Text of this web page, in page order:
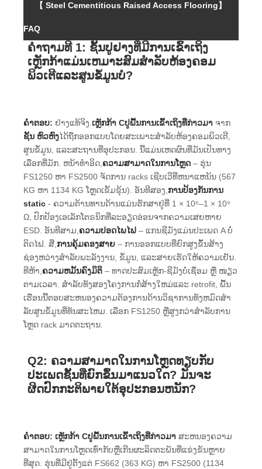
【 Steel Cementitious Raised Access Flooring】
FAQ
ຄໍາຖາມທີ 1: ຊັ້ນປູຢາງທີ່ມີການເຂົ້າເຖິງ
ເຫຼັກກ້າແມ່ນເຫມາະສົມສໍາລັບຫ້ອງຄອມ
ພິວເຕີແລະສູນຂໍ້ມູນບໍ?
ຄໍາຕອບ: ຢ່າງແທ້ຈິງ.ເຫຼັກກ້າ Cປູພື້ນການເຂົ້າເຖິງທີ່ກ່າວມາ ຈາກ
ຊັ້ນ ຫົວຫົງໄດ້ຖືກອອກແບບໂດຍສະເພາະສໍາລັບຫ້ອງຄອມພິວເຕີ,
ສູນຂໍ້ມູນ, ແລະສະຖານທີ່ອຸປະກອນ. ນີ້ແມ່ນເຫດຜົນທີ່ມັນເປັນທາງ
ເລືອກທີ່ມັກ. ຫນ້າທໍາອິດ,ຄວາມສາມາດໃນການໂຫຼດ – ຮຸ່ນ
FS1250 ຫາ FS2500 ຈັດການ racks ເຊີບເວີທີ່ຫນາແຫນ້ນ (567
KG ຫາ 1134 KG ໂຫຼດເຂັ້ມຂຸ້ນ). ອັນທີສອງ,ການປ້ອງກັນການ
static - ຄວາມຕ້ານທານດ້ານແມ່ນຮັກສາຢູ່ທີ່ 1 × 10⁶–1 × 10⁹
Ω, ປົກປ້ອງເອເລັກໂຕຣນິກທີ່ລະອຽດອ່ອນຈາກຄວາມເສຍຫາຍ
ESD. ອັນທີສາມ,ຄວາມ​ປອດ​ໄພ​ໄຟ​ – ແກນຊີມັງແມ່ນປະເພດ A ບໍ່
ຕິດໄຟ. ສີ່,ການ​ຄຸ້ມ​ຄອງ​ສາຍ​ – ການ​ອອກ​ແບບ​ທີ່​ຍົກ​ສູງ​ຂຶ້ນ​ສ້າງ​
ຊ່ອງ​ຫວ່າງ​ສໍາ​ລັບ​ພະ​ລັງ​ງານ​, ຂໍ້​ມູນ​, ແລະ​ສາຍ​ເຮັດ​ໃຫ້​ຄວາມ​ເຢັນ​.
ທີຫ້າ,ຄວາມຫມັ້ນຄົງມິຕິ – ທາດປະສົມເຫຼັກ-ຊີມັງບໍ່ເຊື່ອມ ຫຼື ໜຽວ
ຕາມເວລາ. ສໍາລັບທັງສອງໂຄງການກໍ່ສ້າງໃຫມ່ແລະ retrofit, ພື້ນ
ເຮືອນນີ້ຕອບສະຫນອງຄວາມຕ້ອງການດ້ານວິຊາການທັງຫມົດສໍາ
ລັບສູນຂໍ້ມູນທີ່ທັນສະໄຫມ. ເລືອກ FS1250 ຫຼືສູງກວ່າສໍາລັບການ
ໂຫຼດ rack ມາດຕະຖານ.
Q2: ຄວາມສາມາດໃນການໂຫຼດທຽບກັບ
ປະເພດຊັ້ນທີ່ຍົກຂຶ້ນມາແນວໃດ? ມັນຈະ
ຜິດປົກກະຕິພາຍໃຕ້ອຸປະກອນຫນັກ?
ຄໍາຕອບ: ເຫຼັກກ້າCປູພື້ນການເຂົ້າເຖິງທີ່ກ່າວມາ ສະຫນອງຄວາມ
ສາມາດໃນການໂຫຼດເທົ່າກັບຫຼືເກີນຜະລິດຕະພັນທີ່ແຂ່ງຂັນຫຼາຍ
ທີ່ສຸດ. ຮຸ່ນທີ່ມີຢູ່ຕັ້ງແຕ່ FS662 (363 KG) ຫາ FS2500 (1134